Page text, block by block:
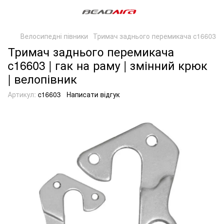
Велосипедні півники Тримач заднього перемикача c16603
Тримач заднього перемикача
c16603 | гак на раму | змінний крюк
| велопівник
Артикул: c16603 Написати відгук